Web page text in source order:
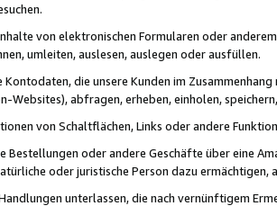
von elektronischen Formularen oder
umleiten, auslesen, auslegen oder ausfüllen.
Kontodaten, die unsere Kunden im
Websites), abfragen, erheben, einholen,
von Schaltflächen, Links oder andere
Bestellungen oder andere Geschäfte über eine
oder juristische Person dazu
unterlassen, die nach vernünftigem